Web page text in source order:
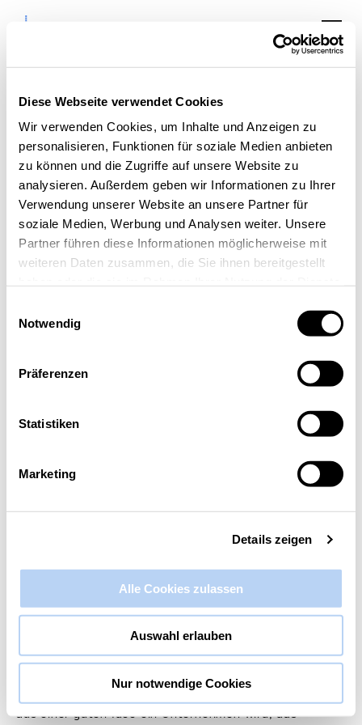
Diese Webseite verwendet Cookies
Wir verwenden Cookies, um Inhalte und Anzeigen zu
personalisieren, Funktionen für soziale Medien anbieten
zu können und die Zugriffe auf unsere Website zu
analysieren. Außerdem geben wir Informationen zu Ihrer
Verwendung unserer Website an unsere Partner für
soziale Medien, Werbung und Analysen weiter. Unsere
Partner führen diese Informationen möglicherweise mit
weiteren Daten zusammen, die Sie ihnen bereitgestellt
Notwendig
Präferenzen
Statistiken
Marketing
Details zeigen
Alle Cookies zulassen
Auswahl erlauben
Nur notwendige Cookies
Kick-start your
Business
Workshop für Gründer:innen, die wissen möchten, wie
aus einer guten Idee ein Unternehmen wird, das